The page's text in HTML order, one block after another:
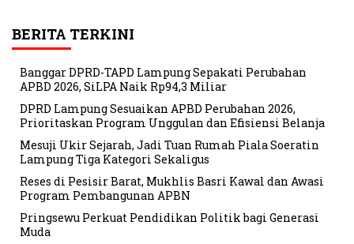
BERITA TERKINI
Banggar DPRD-TAPD Lampung Sepakati Perubahan
APBD 2026, SiLPA Naik Rp94,3 Miliar
DPRD Lampung Sesuaikan APBD Perubahan 2026,
Prioritaskan Program Unggulan dan Efisiensi Belanja
Mesuji Ukir Sejarah, Jadi Tuan Rumah Piala Soeratin
Lampung Tiga Kategori Sekaligus
Reses di Pesisir Barat, Mukhlis Basri Kawal dan Awasi
Program Pembangunan APBN
Pringsewu Perkuat Pendidikan Politik bagi Generasi
Muda